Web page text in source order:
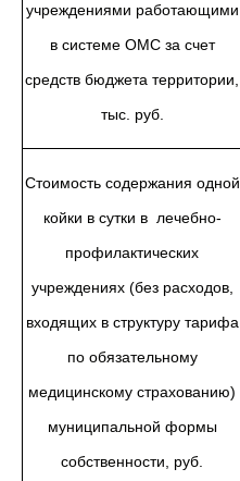
учреждениями работающими
в системе ОМС за счет
средств бюджета территории,
тыс. руб.
Стоимость содержания одной
койки в сутки в лечебно-
профилактических
учреждениях (без расходов,
входящих в структуру тарифа
по обязательному
медицинскому страхованию)
муниципальной формы
собственности, руб.